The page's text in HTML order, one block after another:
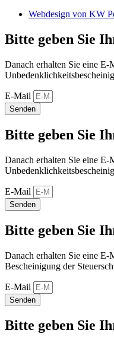
Webdesign von KW
Bitte geben Sie
Danach erhalten Sie eine
E-Mail
Senden
Bitte geben Sie
Danach erhalten Sie eine
E-Mail
Senden
Bitte geben Sie
Danach erhalten Sie eine
Bescheinigung der
E-Mail
Senden
Bitte geben Sie